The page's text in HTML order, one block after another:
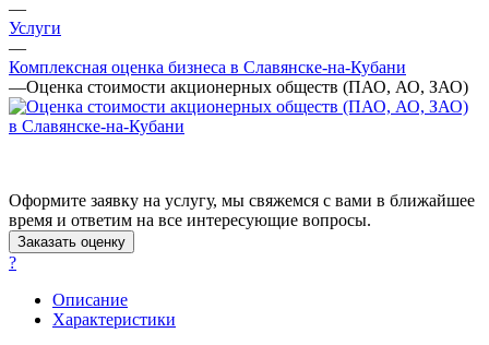
—
Услуги
—
Комплексная оценка бизнеса в Славянске-на-Кубани
—Оценка стоимости акционерных обществ (ПАО, АО, ЗАО)
Оформите заявку на услугу, мы свяжемся с вами в ближайшее
время и ответим на все интересующие вопросы.
Заказать оценку
?
Описание
Характеристики
Ангарск
Анжеро-Судженск
Апрелевка
Арамиль
Арзамас
Асино
Астрахань
Ахтубинск